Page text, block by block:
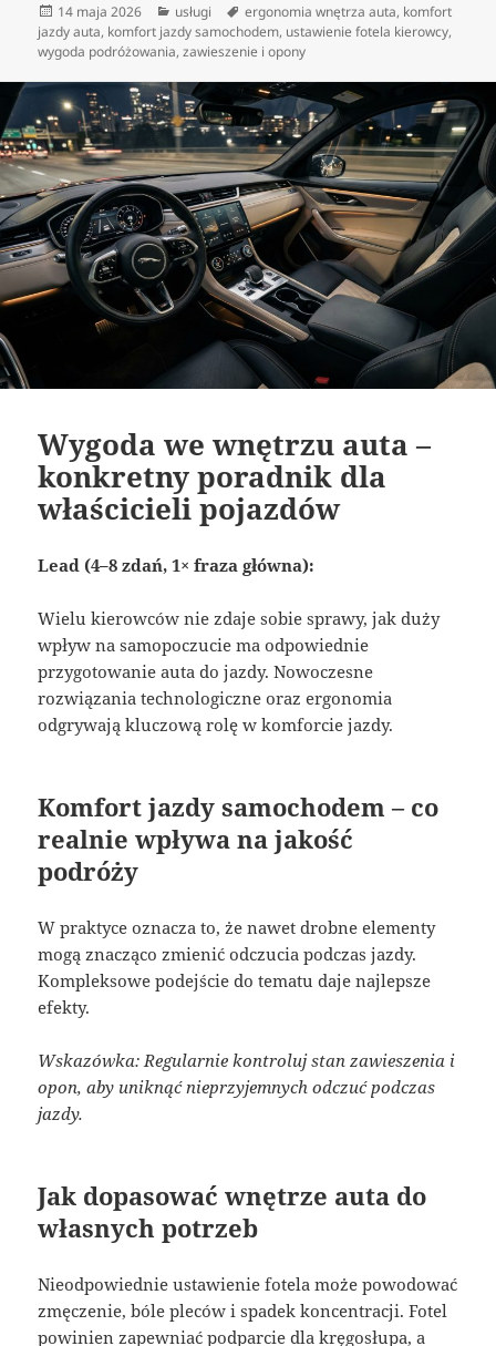
Data
publikacji
14 maja 2026 Kategorie
usługi Tagi
ergonomia wnętrza auta, komfort
jazdy auta, komfort jazdy samochodem, ustawienie fotela kierowcy,
wygoda podróżowania,zawieszenie i opony
Wygoda we wnętrzu auta –
konkretny poradnik dla
właścicieli pojazdów
Lead (4–8 zdań, 1× fraza główna):
Wielu kierowców nie zdaje sobie sprawy, jak duży
wpływ na samopoczucie ma odpowiednie
przygotowanie auta do jazdy. Nowoczesne
rozwiązania technologiczne oraz ergonomia
odgrywają kluczową rolę w komforcie jazdy.
Komfort jazdy samochodem – co
realnie wpływa na jakość
podróży
W praktyce oznacza to, że nawet drobne elementy
mogą znacząco zmienić odczucia podczas jazdy.
Kompleksowe podejście do tematu daje najlepsze
efekty.
Wskazówka: Regularnie kontroluj stan zawieszenia i
opon, aby uniknąć nieprzyjemnych odczuć podczas
jazdy.
Jak dopasować wnętrze auta do
własnych potrzeb
Nieodpowiednie ustawienie fotela może powodować
zmęczenie, bóle pleców i spadek koncentracji. Fotel
powinien zapewniać podparcie dla kręgosłupa, a